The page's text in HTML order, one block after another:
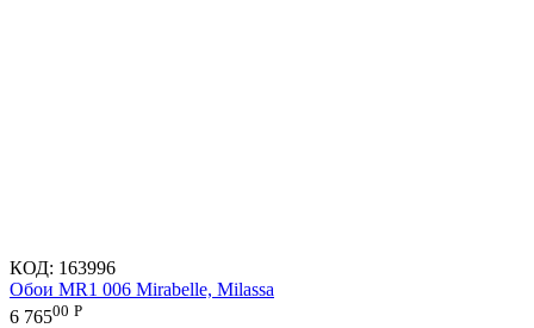
КОД: 163996
Обои MR1 006 Mirabelle, Milassa
6 76500 Р